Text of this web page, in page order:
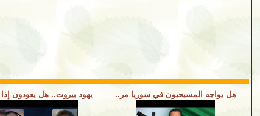
يهود بيروت.. هل يعودون هل يواجه المسيحيون في سوريا مر..